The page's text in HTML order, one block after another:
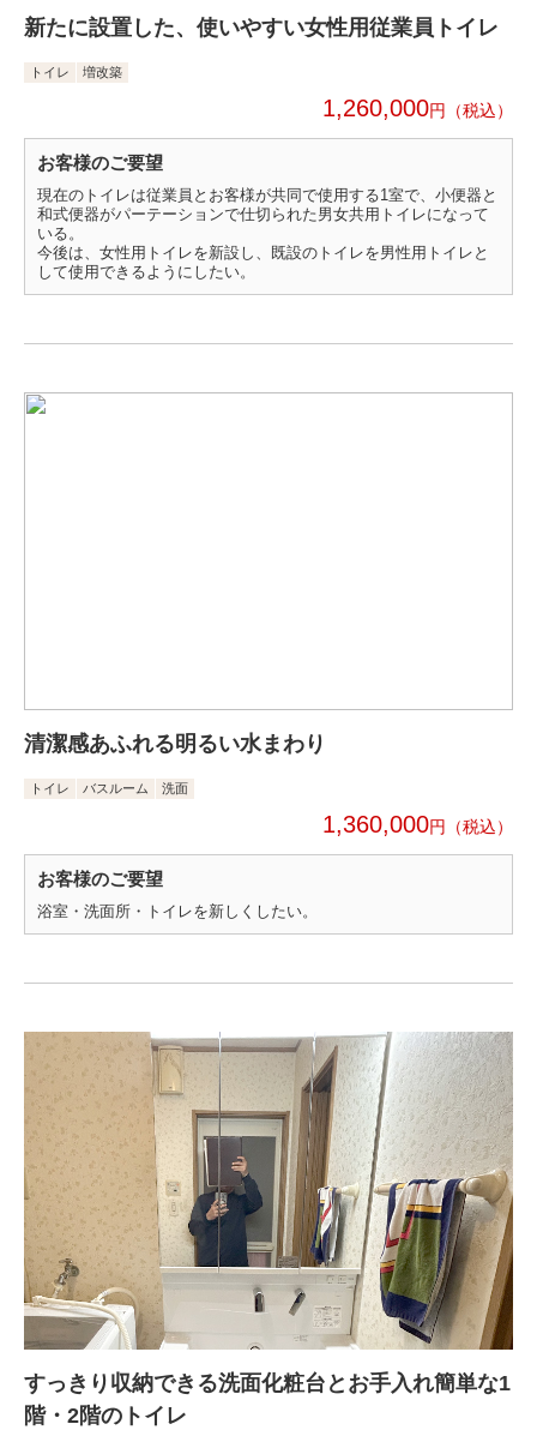
新たに設置した、使いやすい女性用従業員トイレ
トイレ 増改築
1,260,000円
お客様のご要望
現在のトイレは従業員とお客様が共同で使用する1室で、小便器と
和式便器がパーテーションで仕切られた男女共用トイレになって
いる。
今後は、女性用トイレを新設し、既設のトイレを男性用トイレと
して使用できるようにしたい。
清潔感あふれる明るい水まわり
トイレ バスルーム 洗面
1,360,000円
お客様のご要望
浴室・洗面所・トイレを新しくしたい。
すっきり収納できる洗面化粧台とお手入れ簡単な1
階・2階のトイレ